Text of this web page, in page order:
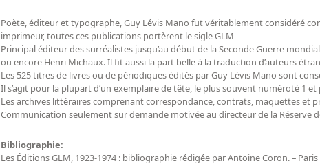
Poète, éditeur et typographe, Guy Lévis Mano fut véritablement considéré
imprimeur, toutes ces publications portèrent le sigle GLM
Principal éditeur des surréalistes jusqu’au début de la Seconde Guerre
ou encore Henri Michaux. Il fit aussi la part belle à la traduction d’auteurs
Les 525 titres de livres ou de périodiques édités par Guy Lévis Mano sont
Il s’agit pour la plupart d’un exemplaire de tête, le plus souvent numéroté 1
Les archives littéraires comprenant correspondance, contrats, maquettes et projets de livres sont classées mais non encore disponibles sur le Web.
Communication seulement sur demande motivée au directeur de la Réserve
Bibliographie:
Les Éditions GLM, 1923-1974 : bibliographie rédigée par Antoine Coron. –